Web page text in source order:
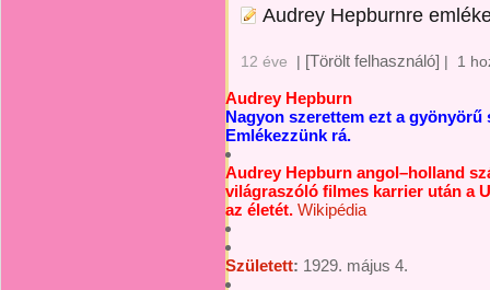
Audrey Hepburnre
12 éve | [Törölt felhasználó] | 1
Audrey Hepburn
Nagyon szerettem ezt a
Emlékezzünk rá.
Audrey Hepburn angol–holland
világraszóló filmes karrier után a
az életét. Wikipédia
Született: 1929. május 4.